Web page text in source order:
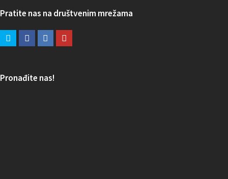
Pratite nas na društvenim mrežama
Pronađite nas!